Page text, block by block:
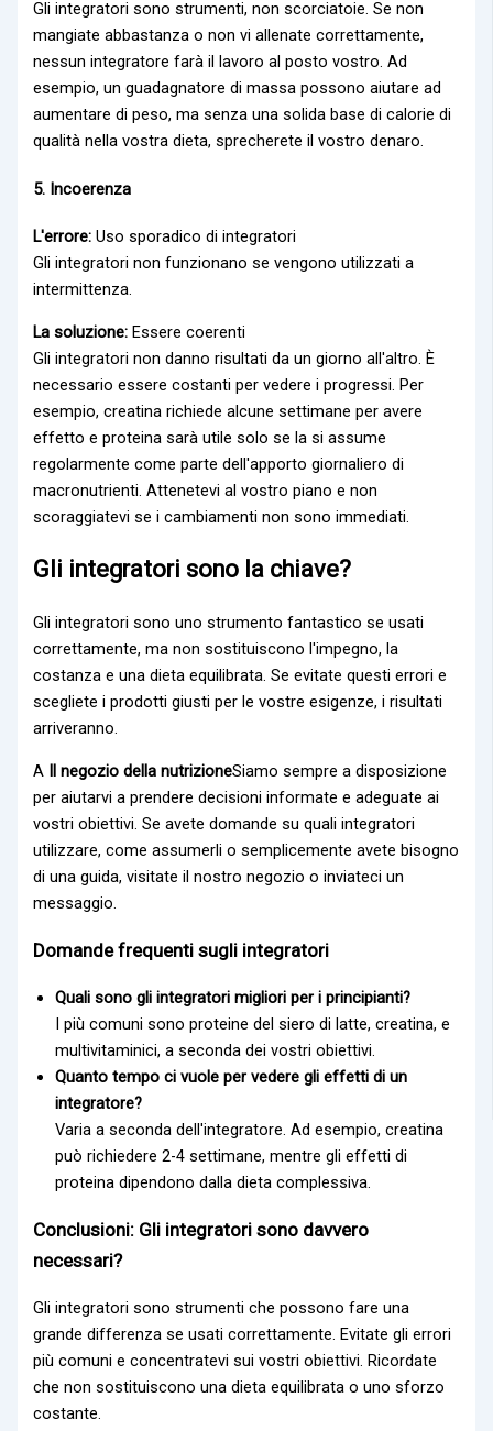
Gli integratori sono strumenti, non scorciatoie. Se non
mangiate abbastanza o non vi allenate correttamente,
nessun integratore farà il lavoro al posto vostro. Ad
esempio, unguadagnatore di massa possono aiutare ad
aumentare di peso, ma senza una solida base di calorie di
qualità nella vostra dieta, sprecherete il vostro denaro.
5. Incoerenza
L'errore: Uso sporadico di integratori
Gli integratori non funzionano se vengono utilizzati a
intermittenza.
La soluzione: Essere coerenti
Gli integratori non danno risultati da un giorno all'altro. È
necessario essere costanti per vedere i progressi. Per
esempio,creatina richiede alcune settimane per avere
effetto eproteina sarà utile solo se la si assume
regolarmente come parte dell'apporto giornaliero di
macronutrienti. Attenetevi al vostro piano e non
scoraggiatevi se i cambiamenti non sono immediati.
Gli integratori sono la chiave?
Gli integratori sono uno strumento fantastico se usati
correttamente, ma non sostituiscono l'impegno, la
costanza e una dieta equilibrata. Se evitate questi errori e
scegliete i prodotti giusti per le vostre esigenze, i risultati
arriveranno.
A Il negozio della nutrizioneSiamo sempre a disposizione
per aiutarvi a prendere decisioni informate e adeguate ai
vostri obiettivi. Se avete domande su quali integratori
utilizzare, come assumerli o semplicemente avete bisogno
di una guida, visitate il nostro negozio o inviateci un
messaggio.
Domande frequenti sugli integratori
Quali sono gli integratori migliori per i principianti?
I più comuni sonoproteine del siero di latte,creatina, e
multivitaminici, a seconda dei vostri obiettivi.
Quanto tempo ci vuole per vedere gli effetti di un
integratore?
Varia a seconda dell'integratore. Ad esempio,creatina
può richiedere 2-4 settimane, mentre gli effetti di
proteina dipendono dalla dieta complessiva.
Conclusioni: Gli integratori sono davvero
necessari?
Gli integratori sono strumenti che possono fare una
grande differenza se usati correttamente. Evitate gli errori
più comuni e concentratevi sui vostri obiettivi. Ricordate
che non sostituiscono una dieta equilibrata o uno sforzo
costante.